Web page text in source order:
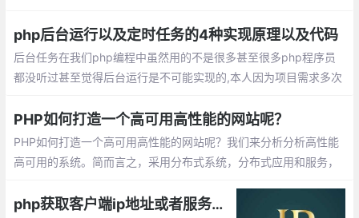
pymerge
php后台运行以及定时任务的4种实现原理以及代码
后台任务在我们php编程中虽然用的不是很多甚至很多php程序员
都没听过甚至觉得后台运行是不可能实现的,本人因为项目需求多次
p监控
PHP如何打造一个高可用高性能的网站呢？
PHP如何打造一个高可用高性能的网站呢？我们来分析分析高性能
高可用的系统。简而言之，采用分布式系统，分布式应用和服务，
分布式锁。负载均衡，故障转移，实现高并发。
php获取客户端ip地址或者服务器ip地址